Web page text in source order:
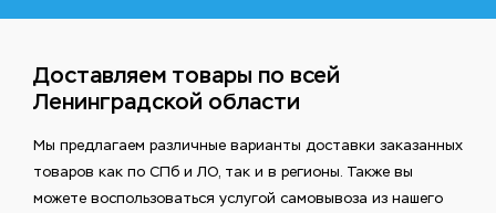
Доставляем товары по всей
Ленинградской области
Мы предлагаем различные варианты доставки заказанных
товаров как по СПб и ЛО, так и в регионы. Также вы
можете воспользоваться услугой самовывоза из нашего